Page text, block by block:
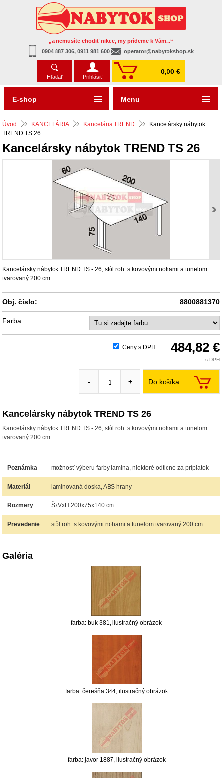
„a nemusíte chodiť nikde, my prídeme k Vám...“
0904 887 306, 0911 981 600
operator@nabytokshop.sk
Hľadať Prihlásiť
0,00 €
Úvod KANCELÁRIA Kancelária TREND
Kancelársky nábytok
TREND TS 26
Kancelársky nábytok TREND TS 26
Kancelársky nábytok TREND TS - 26, stôl roh. s kovovými nohami a tunelom
tvarovaný 200 cm
Obj. čislo: 8800881370
Farba:
Ceny s DPH 484,82 €
s DPH
Do košíka
- +
Kancelársky nábytok TREND TS 26
Kancelársky nábytok TREND TS - 26, stôl roh. s kovovými nohami a tunelom
tvarovaný 200 cm
Poznámka možnosť výberu farby lamina, niektoré odtiene za príplatok
Materiál laminovaná doska, ABS hrany
Rozmery ŠxVxH 200x75x140 cm
Prevedenie stôl roh. s kovovými nohami a tunelom tvarovaný 200 cm
Galéria
farba: buk 381, ilustračný obrázok
farba: čerešňa 344, ilustračný obrázok
farba: javor 1887, ilustračný obrázok
E-shop Menu